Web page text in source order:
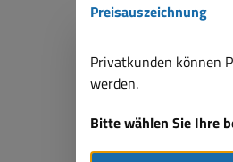
Preisauszeichnung
Privatkunden können
werden.
Bitte wählen Sie Ihre